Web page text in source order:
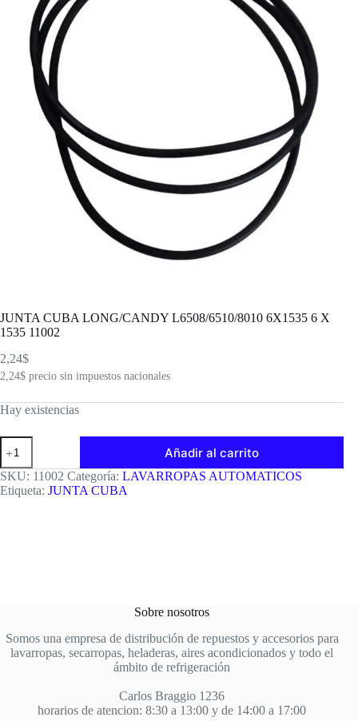
JUNTA CUBA LONG/CANDY L6508/6510/8010 6X1535 6 X
1535 11002
2,24$
2,24$ precio sin impuestos nacionales
Hay existencias
JUNTA
CUBA
LONG/CANDY
L6508/6510/8010
6X1535
Añadir al carrito
SKU: 11002 Categoría: LAVARROPAS AUTOMATICOS
Etiqueta: JUNTA CUBA
Sobre nosotros
Somos una empresa de distribución de repuestos y accesorios para
lavarropas, secarropas, heladeras, aires acondicionados y todo el
ámbito de refrigeración
Carlos Braggio 1236
horarios de atencion: 8:30 a 13:00 y de 14:00 a 17:00